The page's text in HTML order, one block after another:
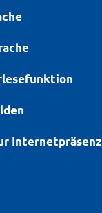
Internetpräsenz